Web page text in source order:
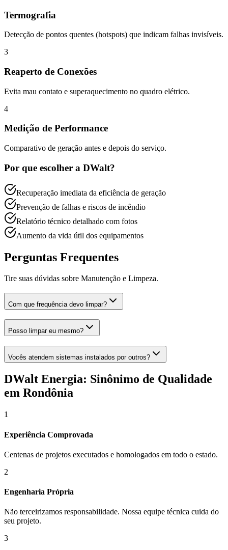
Termografia
Detecção de pontos quentes (hotspots) que indicam falhas invisíveis.
3
Reaperto de Conexões
Evita mau contato e superaquecimento no quadro elétrico.
4
Medição de Performance
Comparativo de geração antes e depois do serviço.
Por que escolher a DWalt?
Recuperação imediata da eficiência de geração
Prevenção de falhas e riscos de incêndio
Relatório técnico detalhado com fotos
Aumento da vida útil dos equipamentos
Perguntas Frequentes
Tire suas dúvidas sobre Manutenção e Limpeza.
Com que frequência devo limpar?
Posso limpar eu mesmo?
Vocês atendem sistemas instalados por outros?
DWalt Energia: Sinônimo de Qualidade
em Rondônia
1
Experiência Comprovada
Centenas de projetos executados e homologados em todo o estado.
2
Engenharia Própria
Não terceirizamos responsabilidade. Nossa equipe técnica cuida do
seu projeto.
3